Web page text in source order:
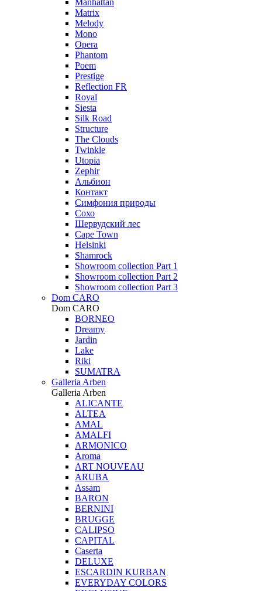
Manhattan
Matrix
Melody
Mono
Opera
Phantom
Poem
Prestige
Reflection FR
Royal
Siesta
Silk Road
Structure
The Clouds
Twinkle
Utopia
Zephir
Альбион
Контакт
Симфония природы
Сохо
Шервудский лес
Cape Town
Helsinki
Shamrock
Showroom collection Part 1
Showroom collection Part 2
Showroom collection Part 3
Dom CARO
Dom CARO
BORNEO
Dreamy
Jardin
Lake
Riki
SUMATRA
Galleria Arben
Galleria Arben
ALICANTE
ALTEA
AMAL
AMALFI
ARMONICO
Aroma
ART NOUVEAU
ARUBA
Assam
BARON
BERNINI
BRUGGE
CALIPSO
CAPITAL
Caserta
DELUXE
ESCARDIN KURBAN
EVERYDAY COLORS